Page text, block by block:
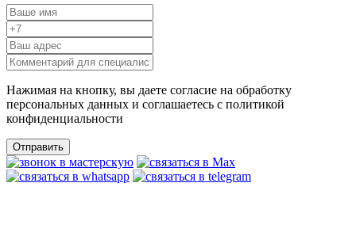
Нажимая на кнопку, вы даете согласие на обработку
персональных данных и соглашаетесь c политикой
конфиденциальности
Отправить